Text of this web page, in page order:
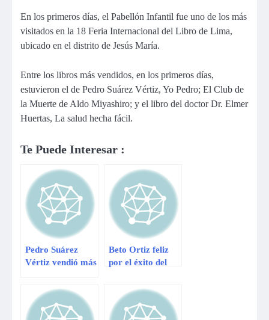
En los primeros días, el Pabellón Infantil fue uno de los más
visitados en la 18 Feria Internacional del Libro de Lima,
ubicado en el distrito de Jesús María.
Entre los libros más vendidos, en los primeros días,
estuvieron el de Pedro Suárez Vértiz, Yo Pedro; El Club de
la Muerte de Aldo Miyashiro; y el libro del doctor Dr. Elmer
Huertas, La salud hecha fácil.
Te Puede Interesar :
Pedro Suárez
Vértiz vendió más
ejemplares de su
libro
Beto Ortiz feliz
por el éxito del
Suárez Vértiz